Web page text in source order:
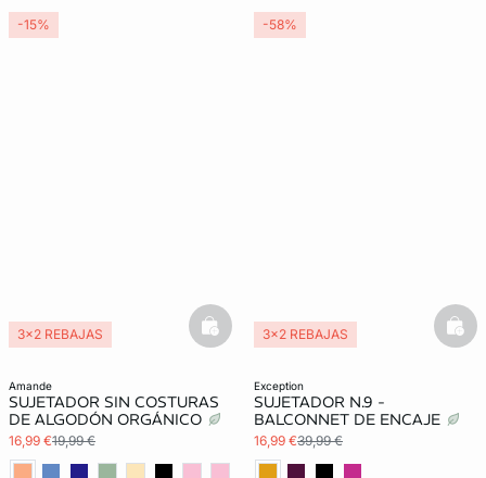
amande
SUJETADOR SIN COSTURAS
DE ALGODÓN ORGÁNICO
16,99 €19,99 €
3x2 REBAJAS basketfull
-15%
exception
SUJETADOR N.9 -
BALCONNET DE ENCAJE
16,99 €39,99 €
3x2 REBAJAS
-58%